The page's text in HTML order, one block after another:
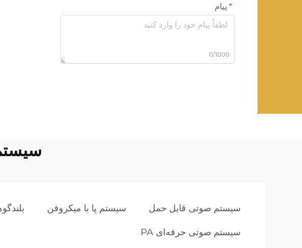
پیام
0/1000
سیستم صوتی قابل حمل سیستم پا با میکروفن
سیستم صوتی حرفه‌ای PA